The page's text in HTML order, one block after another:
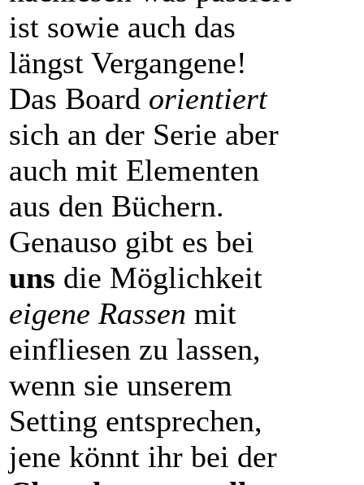
ist sowie auch das
längst Vergangene!
Das Board orientiert
sich an der Serie aber
auch mit Elementen
aus den Büchern.
Genauso gibt es bei
uns die Möglichkeit
eigene Rassen mit
einfliesen zu lassen,
wenn sie unserem
Setting entsprechen,
jene könnt ihr bei der